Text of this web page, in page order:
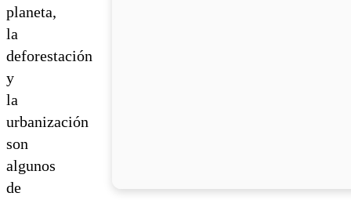
planeta,
la
deforestación
y
la
urbanización
son
algunos
de